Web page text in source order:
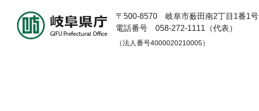
〒500-8570
岐阜市薮田南2丁目1番1号
電話番号 058-272-1111（代表）
（法人番号4000020210005）